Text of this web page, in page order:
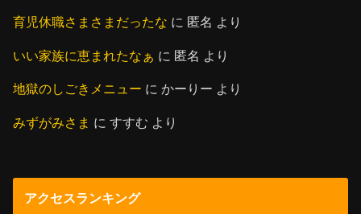
育児休職さまさまだったな に 匿名 より
いい家族に恵まれたなぁ に 匿名 より
地獄のしごきメニュー にかーりー より
みずがみさま にすすむ より
アクセスランキング